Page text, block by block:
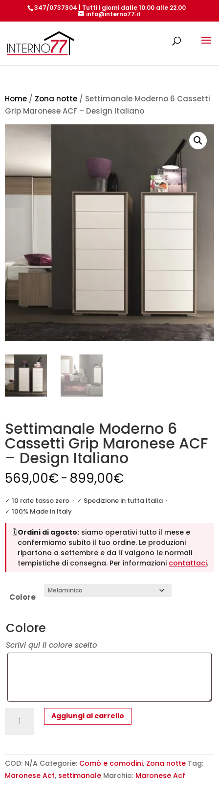
347/0737304 | Tutti i giorni dalle 10.00 alle 22.00
info@interno77.it
Home / Zona notte / Settimanale Moderno 6 Cassetti
Grip Maronese ACF – Design Italiano
Settimanale Moderno 6
Cassetti Grip Maronese ACF
– Design Italiano
569,00€- 899,00€
prezzo:
569,00€
a
899,00€
✓ 10 rate tasso zero · ✓ Spedizione in tutta Italia ·
✓ 100% Made in Italy
🗓️Ordini di agosto: siamo operativi tutto il mese e
confermiamo subito il tuo ordine. Le produzioni
ripartono a settembre e da lì valgono le normali
tempistiche di consegna. Per informazioni contattaci.
Colore
Colore
Scrivi qui il colore scelto
Moderno
Grip
Maronese
Aggiungi al carrello
COD: N/A Categorie: Comò e comodini, Zona notte Tag:
Maronese Acf, settimanale Marchio: Maronese Acf